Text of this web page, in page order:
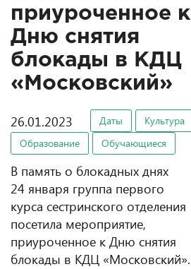
приуроченное к
Дню снятия
блокады в КДЦ
«Московский»
26.01.2023 Даты
Культура
Образование
Обучающиеся
В память о блокадных днях
24 января группа первого
курса сестринского отделения
посетила мероприятие,
приуроченное к Дню снятия
блокады в КДЦ «Московский».